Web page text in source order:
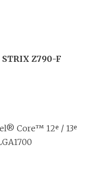
STRIX Z790-F
Core™ 12ᵉ / 13ᵉ